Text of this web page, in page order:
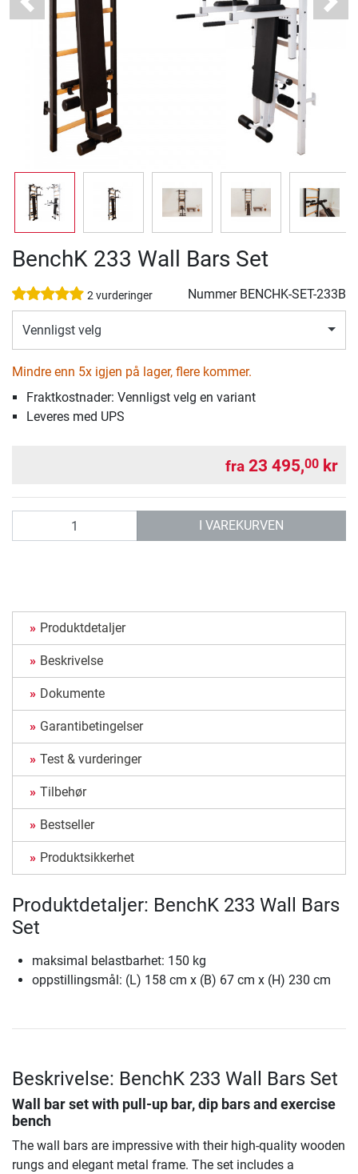
Previous Next
BenchK 233 Wall Bars Set
2 vurderinger Nummer BENCHK-SET-233B
Vennligst velg
Mindre enn 5x igjen på lager, flere kommer.
Fraktkostnader: Vennligst velg en variant
Leveres med UPS
fra 23 495,00 kr
I VAREKURVEN
Produktdetaljer
Beskrivelse
Dokumente
Garantibetingelser
Test & vurderinger
Tilbehør
Bestseller
Produktsikkerhet
Produktdetaljer: BenchK 233 Wall Bars
Set
maksimal belastbarhet: 150 kg
oppstillingsmål: (L) 158 cm x (B) 67 cm x (H) 230 cm
Beskrivelse: BenchK 233 Wall Bars Set
Wall bar set with pull-up bar, dip bars and exercise
bench
The wall bars are impressive with their high-quality wooden
rungs and elegant metal frame. The set includes a